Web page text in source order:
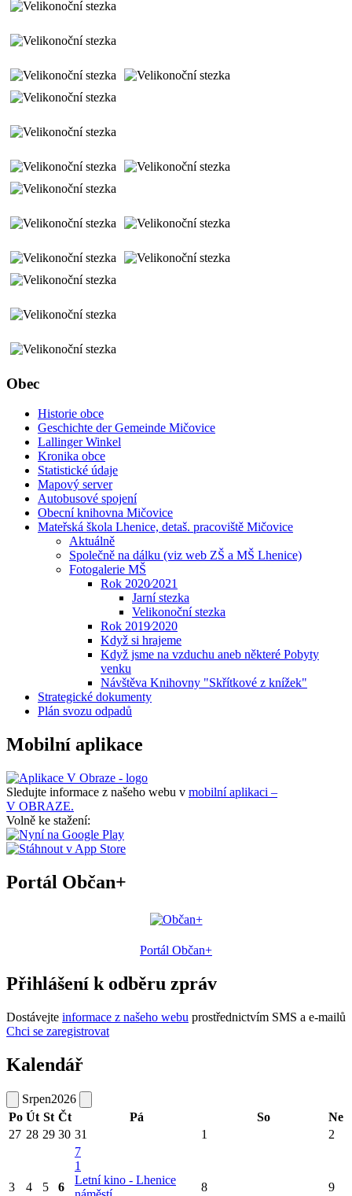
Obec
Historie obce
Geschichte der Gemeinde Mičovice
Lallinger Winkel
Kronika obce
Statistické údaje
Mapový server
Autobusové spojení
Obecní knihovna Mičovice
Mateřská škola Lhenice, detaš. pracoviště Mičovice
Aktuálně
Společně na dálku (viz web ZŠ a MŠ Lhenice)
Fotogalerie MŠ
Rok 2020⁄2021
Jarní stezka
Velikonoční stezka
Rok 2019⁄2020
Když si hrajeme
Když jsme na vzduchu aneb některé Pobyty
venku
Návštěva Knihovny "Skřítkové z knížek"
Strategické dokumenty
Plán svozu odpadů
Mobilní aplikace
Sledujte informace z našeho webu v mobilní aplikaci –
V OBRAZE.
Volně ke stažení:
Portál Občan+
Portál Občan+
Přihlášení k odběru zpráv
Dostávejte informace z našeho webu prostřednictvím SMS a e-mailů
Chci se zaregistrovat
Kalendář
Srpen2026
Po Út St Čt Pá So
Ne
27 28 29 30 31 1 2
3 4 5 6
7
1
Letní kino - Lhenice
8 9